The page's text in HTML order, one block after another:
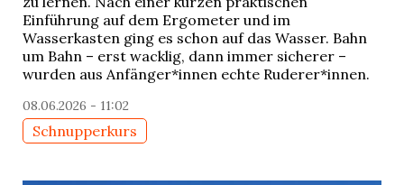
Einführung auf dem Ergometer und im
Wasserkasten ging es schon auf das Wasser. Bahn
um Bahn – erst wacklig, dann immer sicherer –
wurden aus Anfänger*innen echte Ruderer*innen.
08.06.2026 - 11:02
Schnupperkurs